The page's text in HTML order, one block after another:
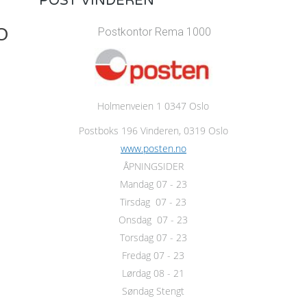
Postkontor Rema 1000
Holmenveien 1 0347 Oslo
Postboks 196 Vinderen, 0319 Oslo
www.posten.no
ÅPNINGSIDER
Mandag 07 - 23
Tirsdag 07 - 23
Onsdag 07 - 23
Torsdag 07 - 23
Fredag 07 - 23
Lørdag 08 - 21
Søndag Stengt